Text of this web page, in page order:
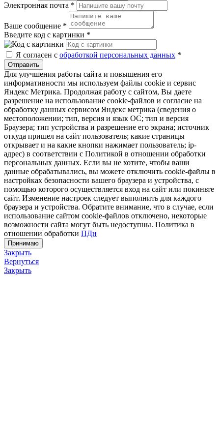
Электронная почта *
Ваше сообщение *
Введите код с картинки *
Я согласен с обработкой персональных данных *
Отправить
Для улучшения работы сайта и повышения его
информативности мы используем файлы cookie и сервис
Яндекс Метрика. Продолжая работу с сайтом, Вы даете
разрешение на использование cookie-файлов и согласие на
обработку данных сервисом Яндекс метрика (сведения о
местоположении; тип, версия и язык ОС; тип и версия
Браузера; тип устройства и разрешение его экрана; источник
откуда пришел на сайт пользователь; какие страницы
открывает и на какие кнопки нажимает пользователь; ip-
адрес) в соответствии с Политикой в отношении обработки
персональных данных. Если вы не хотите, чтобы ваши
данные обрабатывались, вы можете отключить cookie-файлы в
настройках безопасности вашего браузера и устройства, с
помощью которого осуществляется вход на сайт или покиньте
сайт. Изменение настроек следует выполнить для каждого
браузера и устройства. Обратите внимание, что в случае, если
использование сайтом cookie-файлов отключено, некоторые
возможности сайта могут быть недоступны. Политика в
отношении обработки ПДн
Принимаю
Закрыть
Вернуться
Закрыть